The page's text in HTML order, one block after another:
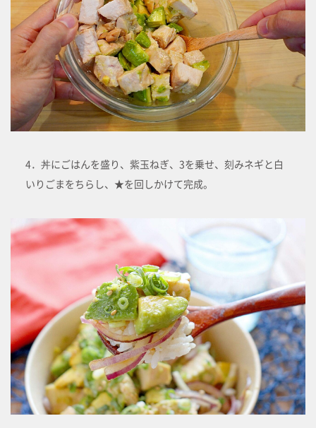
4．丼にごはんを盛り、紫玉ねぎ、3を乗せ、刻みネギと白
いりごまをちらし、★を回しかけて完成。